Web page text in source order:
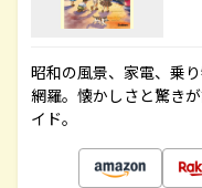
昭和の風景、家電、乗
網羅。懐かしさと驚き
イド。